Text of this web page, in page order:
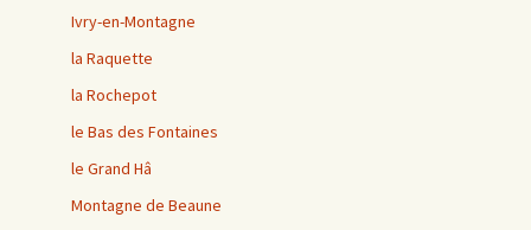
Ivry-en-Montagne
la Raquette
la Rochepot
le Bas des Fontaines
le Grand Hâ
Montagne de Beaune